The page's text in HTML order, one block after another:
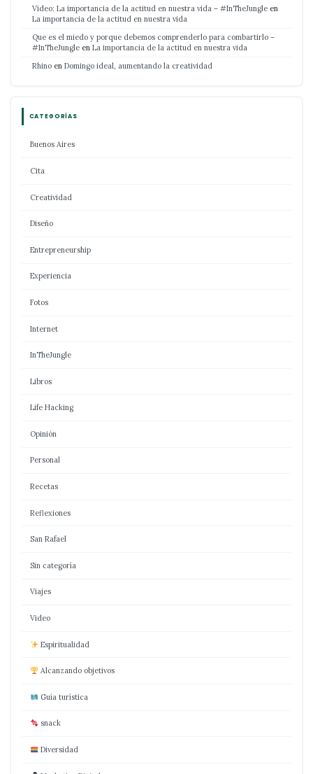
Video: La importancia de la actitud en nuestra vida – #InTheJungle en
La importancia de la actitud en nuestra vida
Que es el miedo y porque debemos comprenderlo para combartirlo –
#InTheJungle en La importancia de la actitud en nuestra vida
Rhino en Domingo ideal, aumentando la creatividad
CATEGORÍAS
Buenos Aires
Cita
Creatividad
Diseño
Entrepreneurship
Experiencia
Fotos
Internet
InTheJungle
Libros
Life Hacking
Opinión
Personal
Recetas
Reflexiones
San Rafael
Sin categoría
Viajes
Video
Espiritualidad
Alcanzando objetivos
Guía turística
snack
Diversidad